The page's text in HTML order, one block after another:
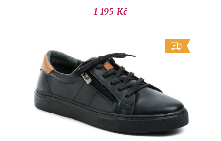
1 195 Kč